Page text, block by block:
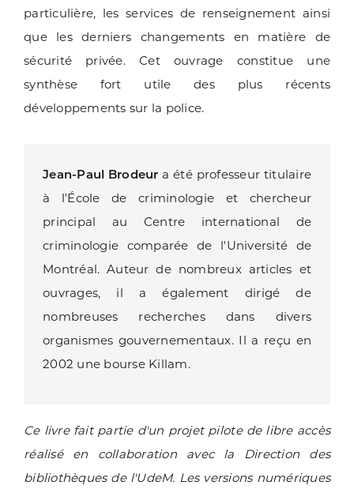
particulière, les services de renseignement ainsi
que les derniers changements en matière de
sécurité privée.Cet ouvrage constitue une
synthèse fort utile des plus récents
développements sur la police.
Jean-Paul Brodeur a été professeur titulaire
à l'École de criminologie et chercheur
principal au Centre international de
criminologie comparée de l'Université de
Montréal. Auteur de nombreux articles et
ouvrages, il a également dirigé de
nombreuses recherches dans divers
organismes gouvernementaux. Il a reçu en
2002 une bourse Killam.
Ce livre fait partie d'un projet pilote de libre accès
réalisé en collaboration avec la Direction des
bibliothèques de l'UdeM. Les versions numériques